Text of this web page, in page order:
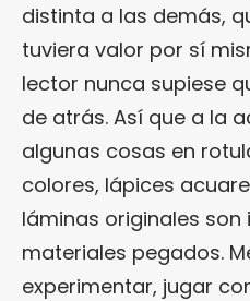
distinta a las demás,
tuviera valor por sí
lector nunca supiese
de atrás. Así que a la
algunas cosas en
colores, lápices
láminas originales
materiales pegados.
experimentar, jugar